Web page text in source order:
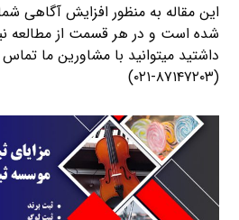
این مقاله به منظور افزایش آگاهی
شده است و در هر قسمت از مطالعه
داشتید میتوانید با مشاورین ما
(۸۷۱۴۷۲۰۳-۰۲۱)